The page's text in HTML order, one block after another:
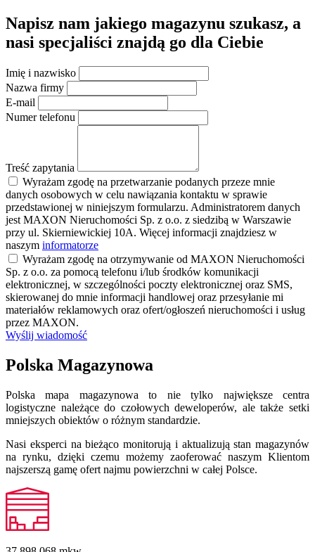
Napisz nam jakiego magazynu szukasz, a
nasi specjaliści znajdą go dla Ciebie
Imię i nazwisko
Nazwa firmy
E-mail
Numer telefonu
Treść zapytania
Wyrażam zgodę na przetwarzanie podanych przeze mnie
danych osobowych w celu nawiązania kontaktu w sprawie
przedstawionej w niniejszym formularzu. Administratorem danych
jest MAXON Nieruchomości Sp. z o.o. z siedzibą w Warszawie
przy ul. Skierniewickiej 10A. Więcej informacji znajdziesz w
naszym informatorze
Wyrażam zgodę na otrzymywanie od MAXON Nieruchomości
Sp. z o.o. za pomocą telefonu i/lub środków komunikacji
elektronicznej, w szczególności poczty elektronicznej oraz SMS,
skierowanej do mnie informacji handlowej oraz przesyłanie mi
materiałów reklamowych oraz ofert/ogłoszeń nieruchomości i usług
przez MAXON.
Wyślij wiadomość
Polska Magazynowa
Polska mapa magazynowa to nie tylko największe centra
logistyczne należące do czołowych deweloperów, ale także setki
mniejszych obiektów o różnym standardzie.
Nasi eksperci na bieżąco monitorują i aktualizują stan magazynów
na rynku, dzięki czemu możemy zaoferować naszym Klientom
najszerszą gamę ofert najmu powierzchni w całej Polsce.